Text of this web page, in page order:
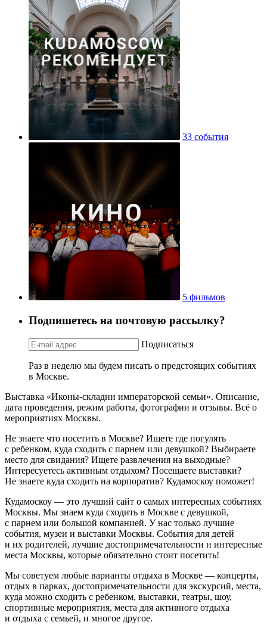
33 события
5 фильмов
Подпишетесь на почтовую рассылку?
Подписаться
Раз в неделю мы будем писать о предстоящих событиях
в Москве.
Выставка «Иконы-складни императорской семьи». Описание,
дата проведения, режим работы, фотографии и отзывы. Всё о
мероприятиях Москвы.
Не знаете что посетить в Москве? Ищете где погулять
с ребенком, куда сходить с парнем или девушкой? Выбираете
место для свидания? Ищете развлечения на выходные?
Интересуетесь активным отдыхом? Посещаете выставки?
Не знаете куда сходить на корпоратив? Кудамоскоу поможет!
Кудамоскоу — это лучший сайт о самых интересных событиях
Москвы. Мы знаем куда сходить в Москве с девушкой,
с парнем или большой компанией. У нас только лучшие
события, музеи и выставки Москвы. События для детей
и их родителей, лучшие достопримечательности и интересные
места Москвы, которые обязательно стоит посетить!
Мы советуем любые варианты отдыха в Москве — концерты,
отдых в парках, достопримечательности для экскурсий, места,
куда можно сходить с ребенком, выставки, театры, шоу,
спортивные мероприятия, места для активного отдыха
и отдыха с семьей, и многое другое.